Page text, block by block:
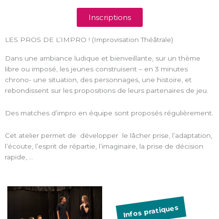
Inscriptions
LES PROS DE L’IMPRO ! (Improvisation Théâtrale)
Dans une ambiance ludique et bienveillante, sur un thème
libre ou imposé, les jeunes construisent – en 3 minutes
chrono- une situation, des personnages, une histoire, et
rebondissent sur les propositions de leurs partenaires de jeu.
Des matches d’impro en équipe sont proposés régulièrement.
Cet atelier permet de développer le lâcher prise, l’adaptation,
l’écoute, l’esprit de répartie, l’imaginaire, la prise de décision
rapide, …
Infos pratiques